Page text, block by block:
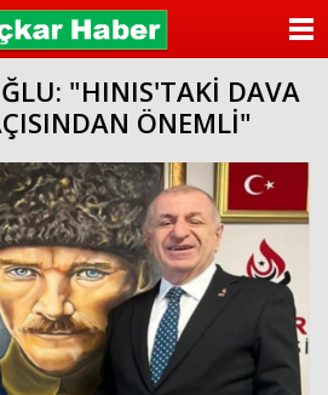
"HINIS'TAKİ DAVA
ÖNEMLİ"
ANASAYFA
KATEGORİLER
ANKETLER
FOTO GALERİ
VİDEO GALERİ
KÜNYE